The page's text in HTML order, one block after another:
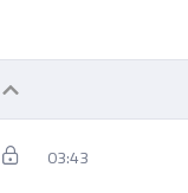
03:43